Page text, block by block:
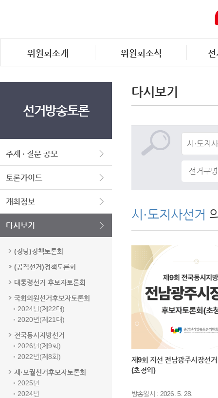
위원회소개 위원회소식
선거방송토론
주제 · 질문 공모
토론가이드
개최정보
다시보기
(정당)정책토론회
(공직선거)정책토론회
대통령선거 후보자토론회
국회의원선거후보자토론회
2024년(제22대)
2020년(제21대)
전국동시지방선거
2026년(제9회)
2022년(제8회)
재·보궐선거후보자토론회
2025년
2024년
다시보기
시·도지사선거
제9회 지선 전남광주시장선
(초청외)
방송일시 : 2026. 5. 28.